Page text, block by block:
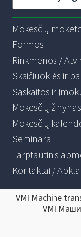
Mokesčių
Formos
Rinkmenos /
Skaičiuoklės ir
Sąskaitos ir
Mokesčių žinynas
Mokesčių
Seminarai
Tarptautinis
Kontaktai /
VMI Machine
VMI